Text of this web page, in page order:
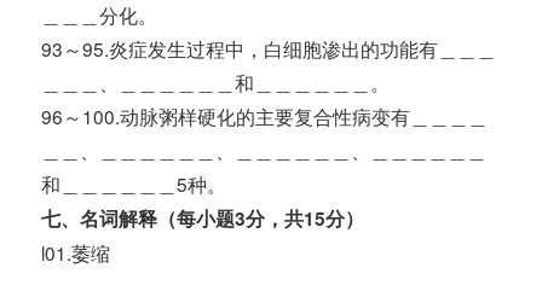
＿＿＿分化。
93～95.炎症发生过程中，白细胞渗出的功能有＿＿＿
＿＿＿、＿＿＿＿＿＿和＿＿＿＿＿＿。
96～100.动脉粥样硬化的主要复合性病变有＿＿＿＿
和＿＿＿＿＿＿5种。
七、名词解释（每小题3分，共15分）
l01.萎缩